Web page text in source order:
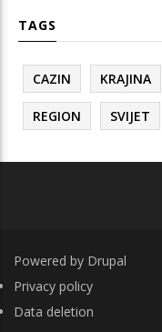
TAGS
CAZIN KRAJINA
REGION SVIJET
Powered by Drupal
FOOTER
Privacy policy
Data deletion